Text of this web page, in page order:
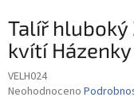
Talíř hluboký
kvítí
VELH024
Průměrné
Neohodnoceno